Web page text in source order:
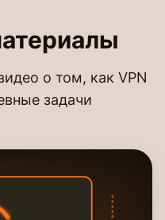
о том, как VPN
задачи